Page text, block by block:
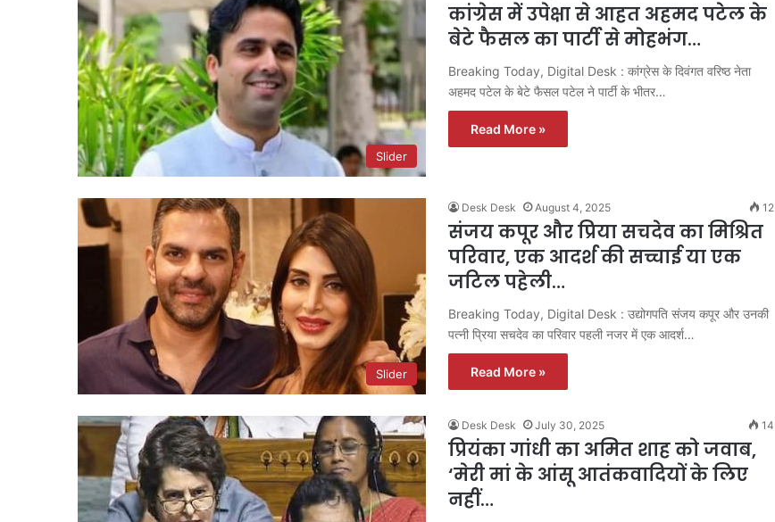
Slider
कांग्रेस में उपेक्षा से आहत अहमद पटेल के
बेटे फैसल का पार्टी से मोहभंग…
Breaking Today, Digital Desk : कांग्रेस के दिवंगत वरिष्ठ नेता
अहमद पटेल के बेटे फैसल पटेल ने पार्टी के भीतर…
Read More »
Slider
Desk Desk August 4, 2025 12
संजय कपूर और प्रिया सचदेव का मिश्रित
परिवार, एक आदर्श की सच्चाई या एक
जटिल पहेली…
Breaking Today, Digital Desk : उद्योगपति संजय कपूर और उनकी
पत्नी प्रिया सचदेव का परिवार पहली नजर में एक आदर्श…
Read More »
Desk Desk July 30, 2025 14
प्रियंका गांधी का अमित शाह को जवाब,
‘मेरी मां के आंसू आतंकवादियों के लिए
नहीं…